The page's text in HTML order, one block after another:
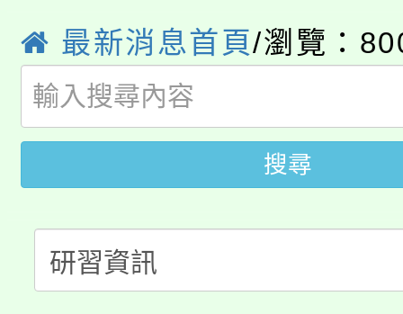
局官網。
8月14至27日，桃園電
開!
115年桃園市運動會8/
田徑場及游泳池舉行。
桃園市低收入戶享有免
視費優惠，中低收入戶
者。
大園自造教育及科技
份教師研習
淨零綠生活教案入校路
會
115年食農教育專業人
最新消息首頁/瀏覽：
搜尋